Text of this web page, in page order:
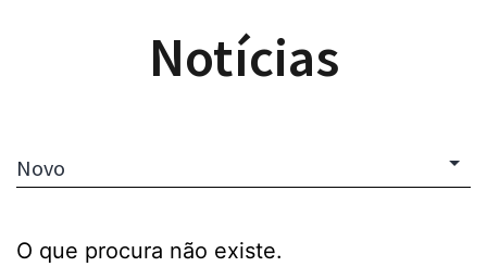
Notícias
O que procura não existe.